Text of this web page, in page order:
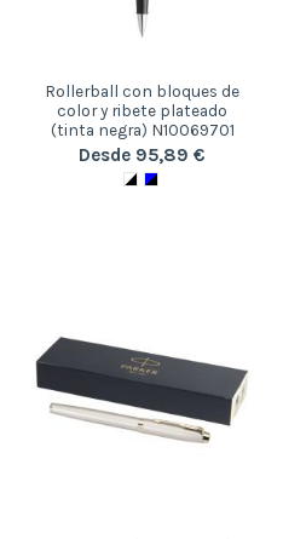
Rollerball con bloques de
color y ribete plateado
(tinta negra) N10069701
Desde 95,89 €